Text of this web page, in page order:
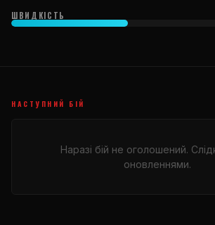
ШВИДКІСТЬ
НАСТУПНИЙ БІЙ
Наразі бій не оголошений.
оновленнями.